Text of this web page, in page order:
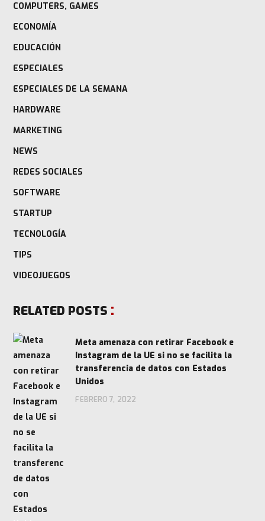
COMPUTERS, GAMES
ECONOMÍA
EDUCACIÓN
ESPECIALES
ESPECIALES DE LA SEMANA
HARDWARE
MARKETING
NEWS
REDES SOCIALES
SOFTWARE
STARTUP
TECNOLOGÍA
TIPS
VIDEOJUEGOS
RELATED POSTS
Meta amenaza con retirar Facebook e
Instagram de la UE si no se facilita la
transferencia de datos con Estados
Unidos
FEBRERO 7, 2022